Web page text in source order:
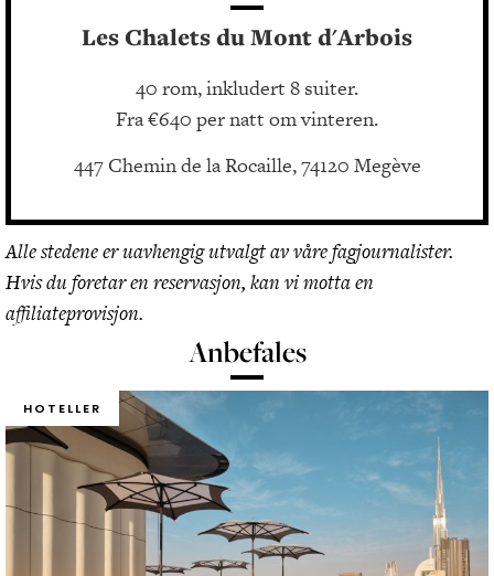
Les Chalets du Mont d'Arbois
40 rom, inkludert 8 suiter.
Fra €640 per natt om vinteren.
447 Chemin de la Rocaille, 74120 Megève
Alle stedene er uavhengig utvalgt av våre fagjournalister.
Hvis du foretar en reservasjon, kan vi motta en
affiliateprovisjon.
Anbefales
HOTELLER